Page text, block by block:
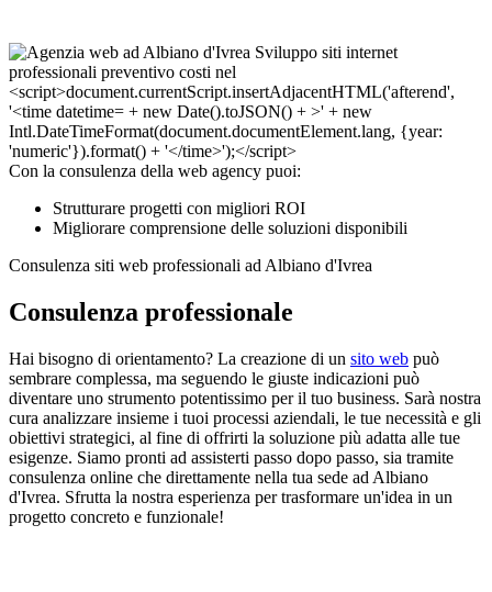
Con la consulenza della web agency puoi:
Strutturare progetti con migliori ROI
Migliorare comprensione delle soluzioni disponibili
Consulenza siti web professionali ad Albiano d'Ivrea
Consulenza professionale
Hai bisogno di orientamento? La creazione di un sito web può
sembrare complessa, ma seguendo le giuste indicazioni può
diventare uno strumento potentissimo per il tuo business. Sarà nostra
cura analizzare insieme i tuoi processi aziendali, le tue necessità e gli
obiettivi strategici, al fine di offrirti la soluzione più adatta alle tue
esigenze. Siamo pronti ad assisterti passo dopo passo, sia tramite
consulenza online che direttamente nella tua sede ad Albiano
d'Ivrea. Sfrutta la nostra esperienza per trasformare un'idea in un
progetto concreto e funzionale!